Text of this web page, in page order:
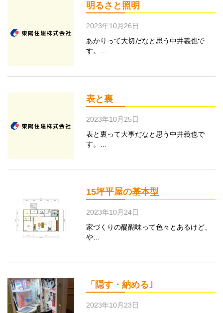
明るさと照明
2023年10月26日
あかりって大切だなと思う中井義也で
す。…
表と裏
2023年10月25日
表と裏って大事だなと思う中井義也で
す。…
15坪平屋の基本型
2023年10月24日
家づくりの醍醐味って色々とあるけど、
や…
「隠す・納める｣
2023年10月23日